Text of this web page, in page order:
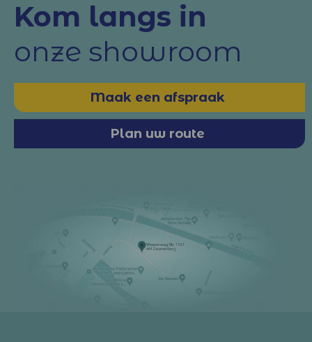
Kom langs in
onze showroom
Maak een afspraak
Plan uw route